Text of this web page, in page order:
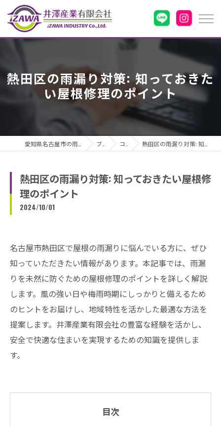
熱田区の雨漏り対策: 知っておきた
い屋根修理のポイント
ブログ コラム 熱田区の雨漏り対策: 知っておきたい屋根修理のポイント
熱田区の雨漏り対策: 知っておきたい屋根修
理のポイント
2024/10/01
名古屋市熱田区で屋根の雨漏りに悩んでいる方に、ぜひ
知っていただきたい情報があります。本記事では、雨漏
りを未然に防ぐための屋根修理のポイントを詳しく解説
します。風の強い日や梅雨時期にしっかりと備えるため
のヒントをお届けし、地域特性を活かした最適な方法を
提案します。井澤産業有限会社の豊富な経験を活かし、
安全で快適な住まいを実現するための知識を提供しま
す。
目次